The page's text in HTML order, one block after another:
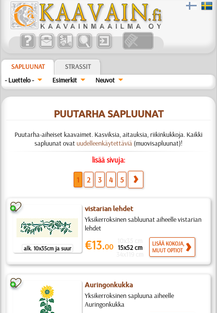
SAPLUUNAT
STRASSIT
- Luettelo -
Esimerkit Neuvot
PUUTARHA SAPLUUNAT
Puutarha-aiheiset kaavaimet. Kasviksia, aitauksia, riikinkukkoja. Kaikki
sapluunat ovat uudelleenkäytettäviä (muovisapluunat)!
lisää sivuja:
1 2 3 4 5
alk. 10x35cm ja suur
vistarian lehdet
Yksikerroksinen sabluunat aiheelle vistarian
lehdet
€13.00 15x52 cm
LISÄÄ KOKOJA,
MUUT OPTIOT
Auringonkukka
Yksikerroksinen sapluuna aiheelle
Auringonkukka